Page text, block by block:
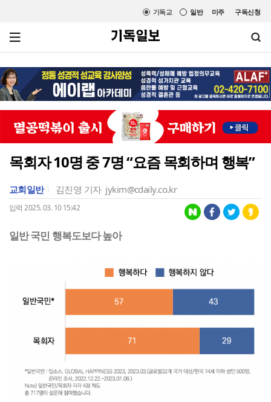
미주 구독신청
일반
기독교
목회자 10명 중 7명 “요즘 목회하며 행복”
교회일반 김진영 기자 jykim@cdaily.co.kr
입력 2025. 03. 10 15:42
일반 국민 행복도보다 높아